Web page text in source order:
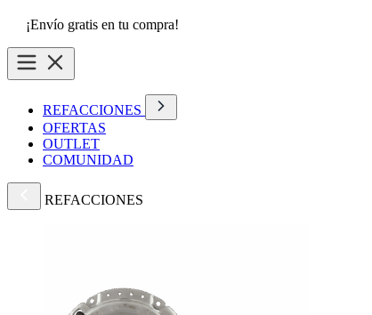
¡Envío gratis en tu compra!
REFACCIONES
OFERTAS
OUTLET
COMUNIDAD
REFACCIONES